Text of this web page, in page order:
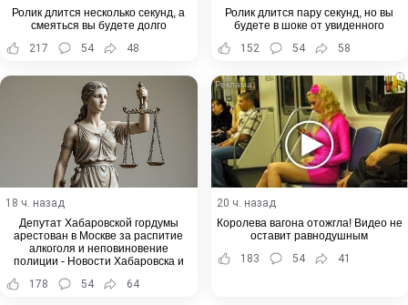
Ролик длится несколько секунд, а
смеяться вы будете долго
217
54 48
Ролик длится пару секунд, но вы
будете в шоке от увиденного
152
54 58
18 ч. назад
Депутат Хабаровской гордумы
арестован в Москве за распитие
алкоголя и неповиновение
полиции - Новости Хабаровска и
178 54 64
i
20 ч. назад
Королева вагона отожгла! Видео не
оставит равнодушным
183
54 41